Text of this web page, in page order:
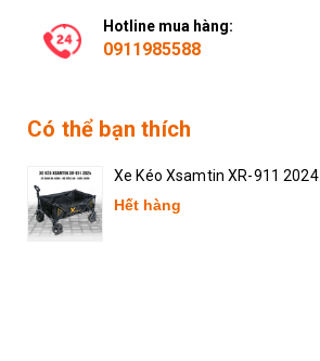
Hotline mua hàng:
0911985588
Có thể bạn thích
Xe Kéo Xsamtin XR-911 2024
Hết hàng